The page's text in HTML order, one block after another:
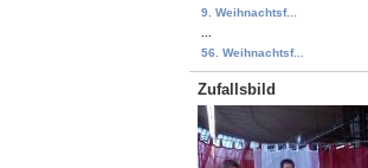
9. Weihnachtsf...
56. Weihnachtsf...
Zufallsbild